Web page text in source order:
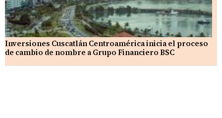
Inversiones Cuscatlán Centroamérica inicia el proceso
de cambio de nombre a Grupo Financiero BSC